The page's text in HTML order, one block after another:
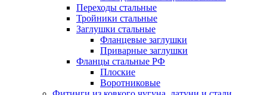
Переходы стальные
Тройники стальные
Заглушки стальные
Фланцевые заглушки
Приварные заглушки
Фланцы стальные РФ
Плоские
Воротниковые